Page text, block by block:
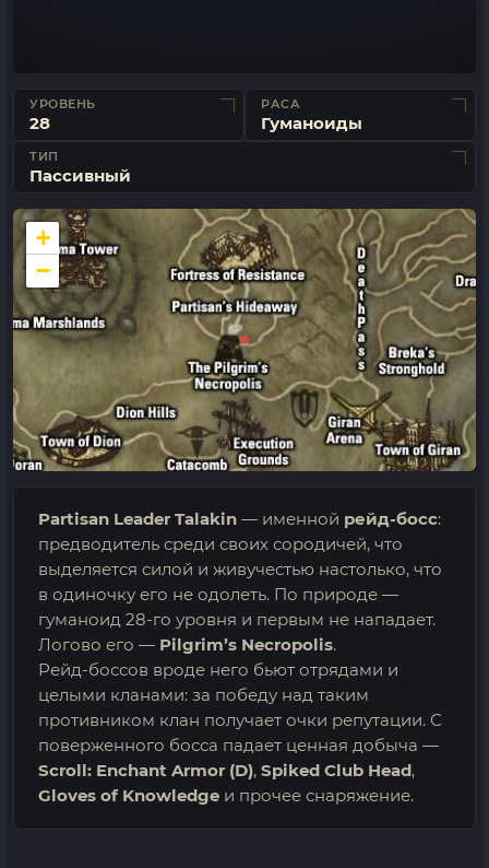
УРОВЕНЬ
28
РАСА
Гуманоиды
ТИП
Пассивный
+
−
Partisan Leader Talakin — именной рейд-босс:
предводитель среди своих сородичей, что
выделяется силой и живучестью настолько, что
в одиночку его не одолеть. По природе —
гуманоид 28-го уровня и первым не нападает.
Логово его — Pilgrim’s Necropolis.
Рейд-боссов вроде него бьют отрядами и
целыми кланами: за победу над таким
противником клан получает очки репутации. С
поверженного босса падает ценная добыча —
Scroll: Enchant Armor (D), Spiked Club Head,
Gloves of Knowledge и прочее снаряжение.